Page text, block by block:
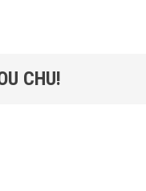
CHU!